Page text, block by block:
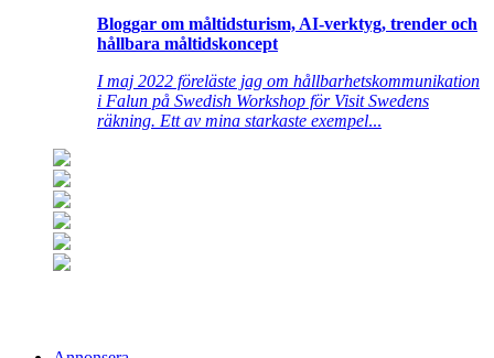
Bloggar om måltidsturism, AI-verktyg, trender och
hållbara måltidskoncept
I maj 2022 föreläste jag om hållbarhetskommunikation
i Falun på Swedish Workshop för Visit Swedens
räkning. Ett av mina starkaste exempel...